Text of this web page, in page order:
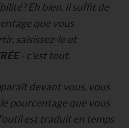
Eh bien, il suffit de
que vous
saisissez-le et
- c'est tout.
devant vous, vous
pourcentage que vous
est traduit en temps